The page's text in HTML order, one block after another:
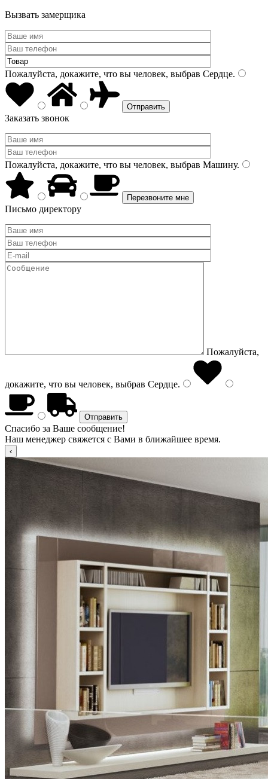
Вызвать замерщика
Пожалуйста, докажите, что вы человек, выбрав Сердце.
Заказать звонок
Пожалуйста, докажите, что вы человек, выбрав Машину.
Письмо директору
Пожалуйста,
докажите, что вы человек, выбрав Сердце.
Спасибо за Ваше сообщение!
Наш менеджер свяжется с Вами в ближайшее время.